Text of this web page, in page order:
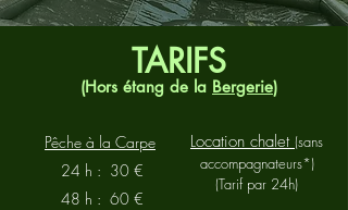
TARIFS
(Hors étang de la Bergerie)
Pêche à la Carpe
24 h : 30 €
48 h : 60 €
Location chalet (sans
accompagnateurs*)
(Tarif par 24h)